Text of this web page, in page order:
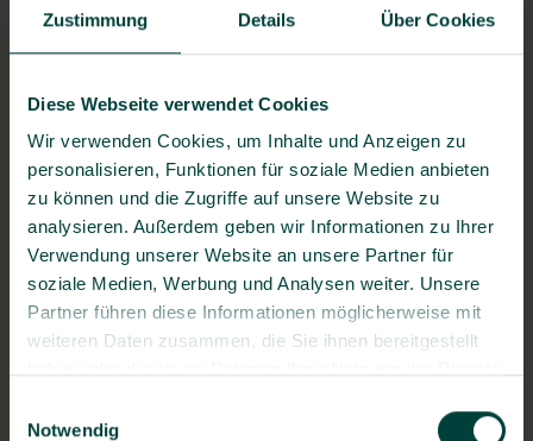
Zustimmung Details Über Cookies
Diese Webseite verwendet Cookies
Wir verwenden Cookies, um Inhalte und Anzeigen zu
personalisieren, Funktionen für soziale Medien anbieten
zu können und die Zugriffe auf unsere Website zu
analysieren. Außerdem geben wir Informationen zu Ihrer
Verwendung unserer Website an unsere Partner für
soziale Medien, Werbung und Analysen weiter. Unsere
Partner führen diese Informationen möglicherweise mit
weiteren Daten zusammen, die Sie ihnen bereitgestellt
Notwendig
BG prevent Gesundheitszentrum Kiel
Preußerstraße 1-9, 24105 Kiel